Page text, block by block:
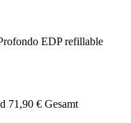
EDP refillable
71,90 € Gesamt